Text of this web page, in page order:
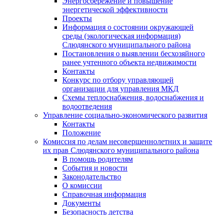
энергетической эффективности
Проекты
Информация о состоянии окружающей
среды (экологическая информация)
Слюдянского муниципального района
Постановления о выявлении бесхозяйного
ранее учтенного объекта недвижимости
Контакты
Конкурс по отбору управляющей
организации для управления МКД
Схемы теплоснабжения, водоснабжения и
водоотведения
Управление социально-экономического развития
Контакты
Положение
Комиссия по делам несовершеннолетних и защите
их прав Слюдянского муниципального района
В помощь родителям
События и новости
Законодательство
О комиссии
Справочная информация
Документы
Безопасность детства